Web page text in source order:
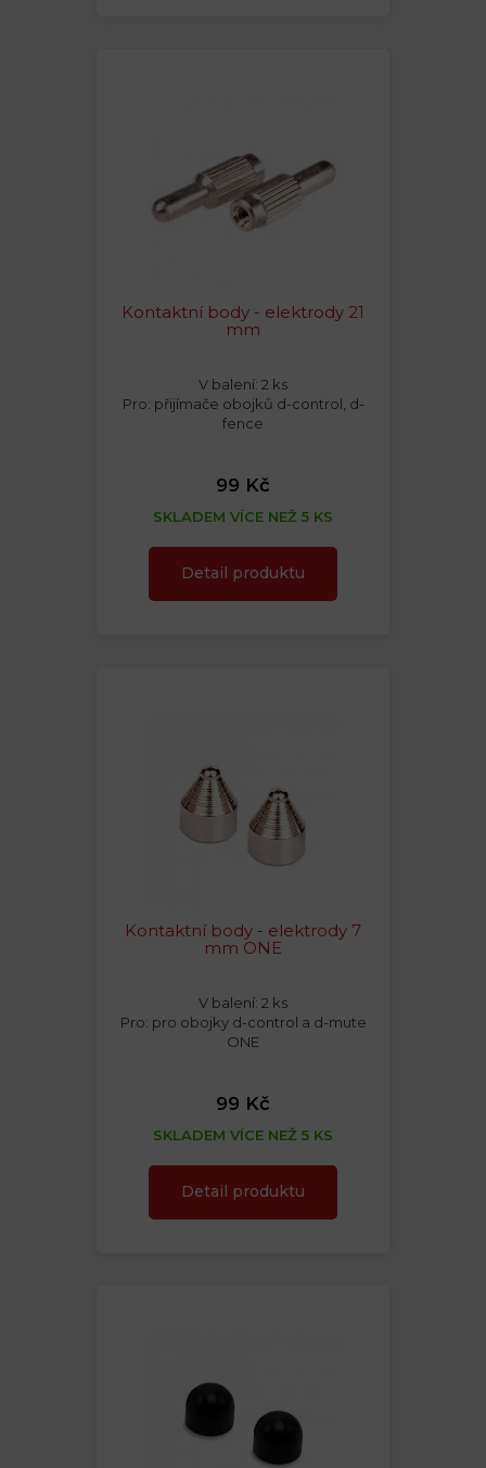
Kontaktní body - elektrody 21
mm
V balení: 2 ks
Pro: přijímače obojků d-control, d-
fence
99 Kč
SKLADEM VÍCE NEŽ 5 KS
Detail produktu
Kontaktní body - elektrody 7
mm ONE
V balení: 2 ks
Pro: pro obojky d-control a d-mute
ONE
99 Kč
SKLADEM VÍCE NEŽ 5 KS
Detail produktu